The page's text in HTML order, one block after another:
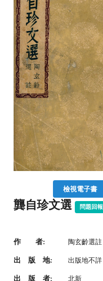
檢視電子書
龔自珍文選 問題回報
作 者: 陶玄齡選註
出 版 地: 出版地不詳
出 版 者: 北新